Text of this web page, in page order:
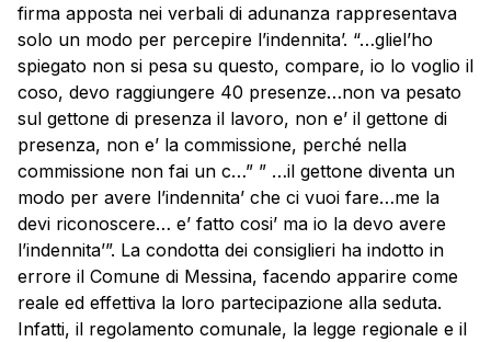
firma apposta nei verbali di adunanza rappresentava
solo un modo per percepire l’indennita’. “…gliel’ho
spiegato non si pesa su questo, compare, io lo voglio il
coso, devo raggiungere 40 presenze…non va pesato
sul gettone di presenza il lavoro, non e’ il gettone di
presenza, non e’ la commissione, perché nella
commissione non fai un c…” ” …il gettone diventa un
modo per avere l’indennita’ che ci vuoi fare…me la
devi riconoscere… e’ fatto cosi’ ma io la devo avere
l’indennita’”. La condotta dei consiglieri ha indotto in
errore il Comune di Messina, facendo apparire come
reale ed effettiva la loro partecipazione alla seduta.
Infatti, il regolamento comunale, la legge regionale e il